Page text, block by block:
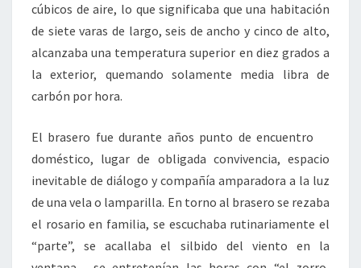
cúbicos de aire, lo que significaba que una habitación
de siete varas de largo, seis de ancho y cinco de alto,
alcanzaba una temperatura superior en diez grados a
la exterior, quemando solamente media libra de
carbón por hora.
El brasero fue durante años punto de encuentro
doméstico, lugar de obligada convivencia, espacio
inevitable de diálogo y compañía amparadora a la luz
de una vela o lamparilla. En torno al brasero se rezaba
el rosario en familia, se escuchaba rutinariamente el
“parte”, se acallaba el silbido del viento en la